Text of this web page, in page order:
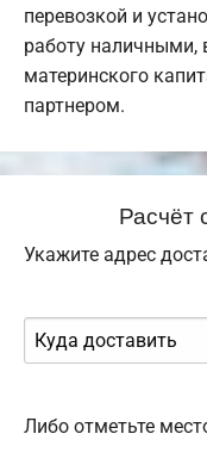
перевозкой и
работу наличными,
материнского
партнером.
Расчёт
Укажите адрес
Либо отметьте